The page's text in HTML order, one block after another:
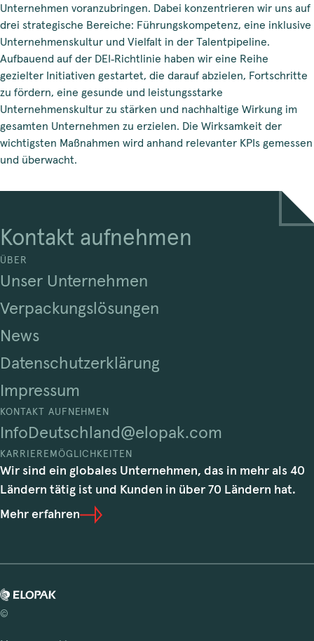
Unternehmen voranzubringen. Dabei konzentrieren wir uns auf
drei strategische Bereiche: Führungskompetenz, eine inklusive
Unternehmenskultur und Vielfalt in der Talentpipeline.
Aufbauend auf der DEI‑Richtlinie haben wir eine Reihe
gezielter Initiativen gestartet, die darauf abzielen, Fortschritte
zu fördern, eine gesunde und leistungsstarke
Unternehmenskultur zu stärken und nachhaltige Wirkung im
gesamten Unternehmen zu erzielen. Die Wirksamkeit der
wichtigsten Maßnahmen wird anhand relevanter KPIs gemessen
und überwacht.
Kontakt aufnehmen
ÜBER
Unser Unternehmen
Verpackungslösungen
News
Datenschutzerklärung
Impressum
KONTAKT AUFNEHMEN
InfoDeutschland@elopak.com
KARRIEREMÖGLICHKEITEN
Wir sind ein globales Unternehmen, das in mehr als 40
Ländern tätig ist und Kunden in über 70 Ländern hat.
Mehr erfahren
©